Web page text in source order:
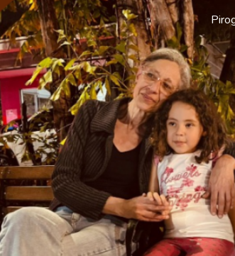
Skip to main content